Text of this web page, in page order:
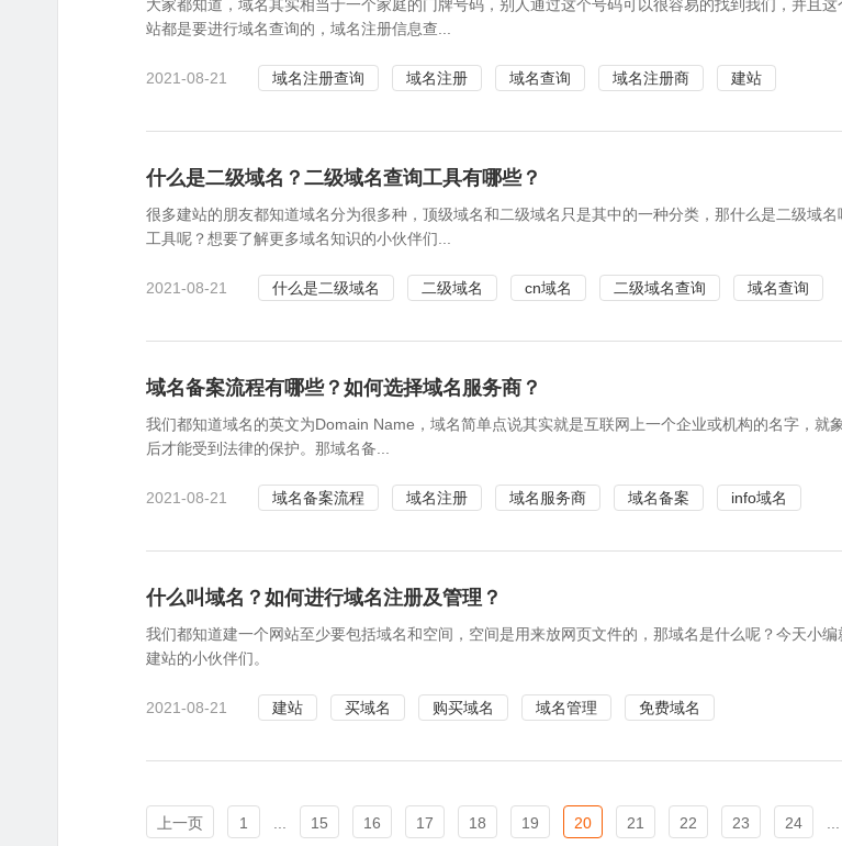
大家都知道，域名其实相当于一个家庭的门牌号码，别人通过这个号码可以很容易的找到我们，并且
站都是要进行域名查询的，域名注册信息查...
2021-08-21 域名注册查询 域名注册 域名查询 域名注册商 建站
什么是二级域名？二级域名查询工具有哪些？
很多建站的朋友都知道域名分为很多种，顶级域名和二级域名只是其中的一种分类，那什么是二级域
工具呢？想要了解更多域名知识的小伙伴们...
2021-08-21 什么是二级域名 二级域名 cn域名 二级域名查询 域名查询
域名备案流程有哪些？如何选择域名服务商？
我们都知道域名的英文为Domain Name，域名简单点说其实就是互联网上一个企业或机构的名字，
后才能受到法律的保护。那域名备...
2021-08-21 域名备案流程 域名注册 域名服务商 域名备案 info域名
什么叫域名？如何进行域名注册及管理？
我们都知道建一个网站至少要包括域名和空间，空间是用来放网页文件的，那域名是什么呢？今天小
建站的小伙伴们。
2021-08-21 建站 买域名 购买域名 域名管理 免费域名
上一页 1 15 16 17 18 19 20 21 22 23 24